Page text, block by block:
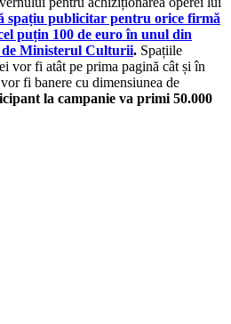
spațiu publicitar pentru orice firmă
puțin 100 de euro în unul din
de Ministerul Culturii. Spațiile
vor fi atât pe prima pagină cât și în
fi banere cu dimensiunea de
la campanie va primi 50.000